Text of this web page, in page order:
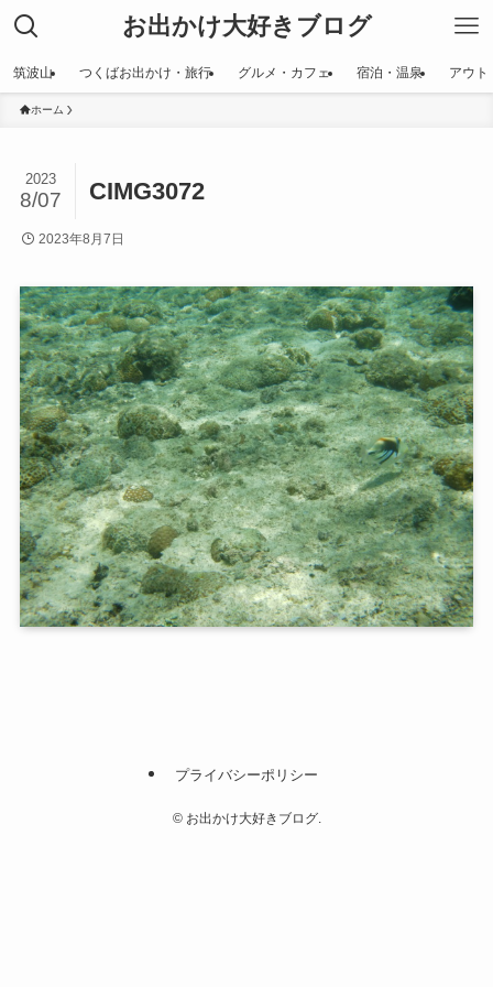
お出かけ大好きブログ
筑波山 つくばお出かけ・旅行 グルメ・カフェ 宿泊・温泉 アウト
ホーム
CIMG3072
2023
8/07
2023年8月7日
プライバシーポリシー
©お出かけ大好きブログ.